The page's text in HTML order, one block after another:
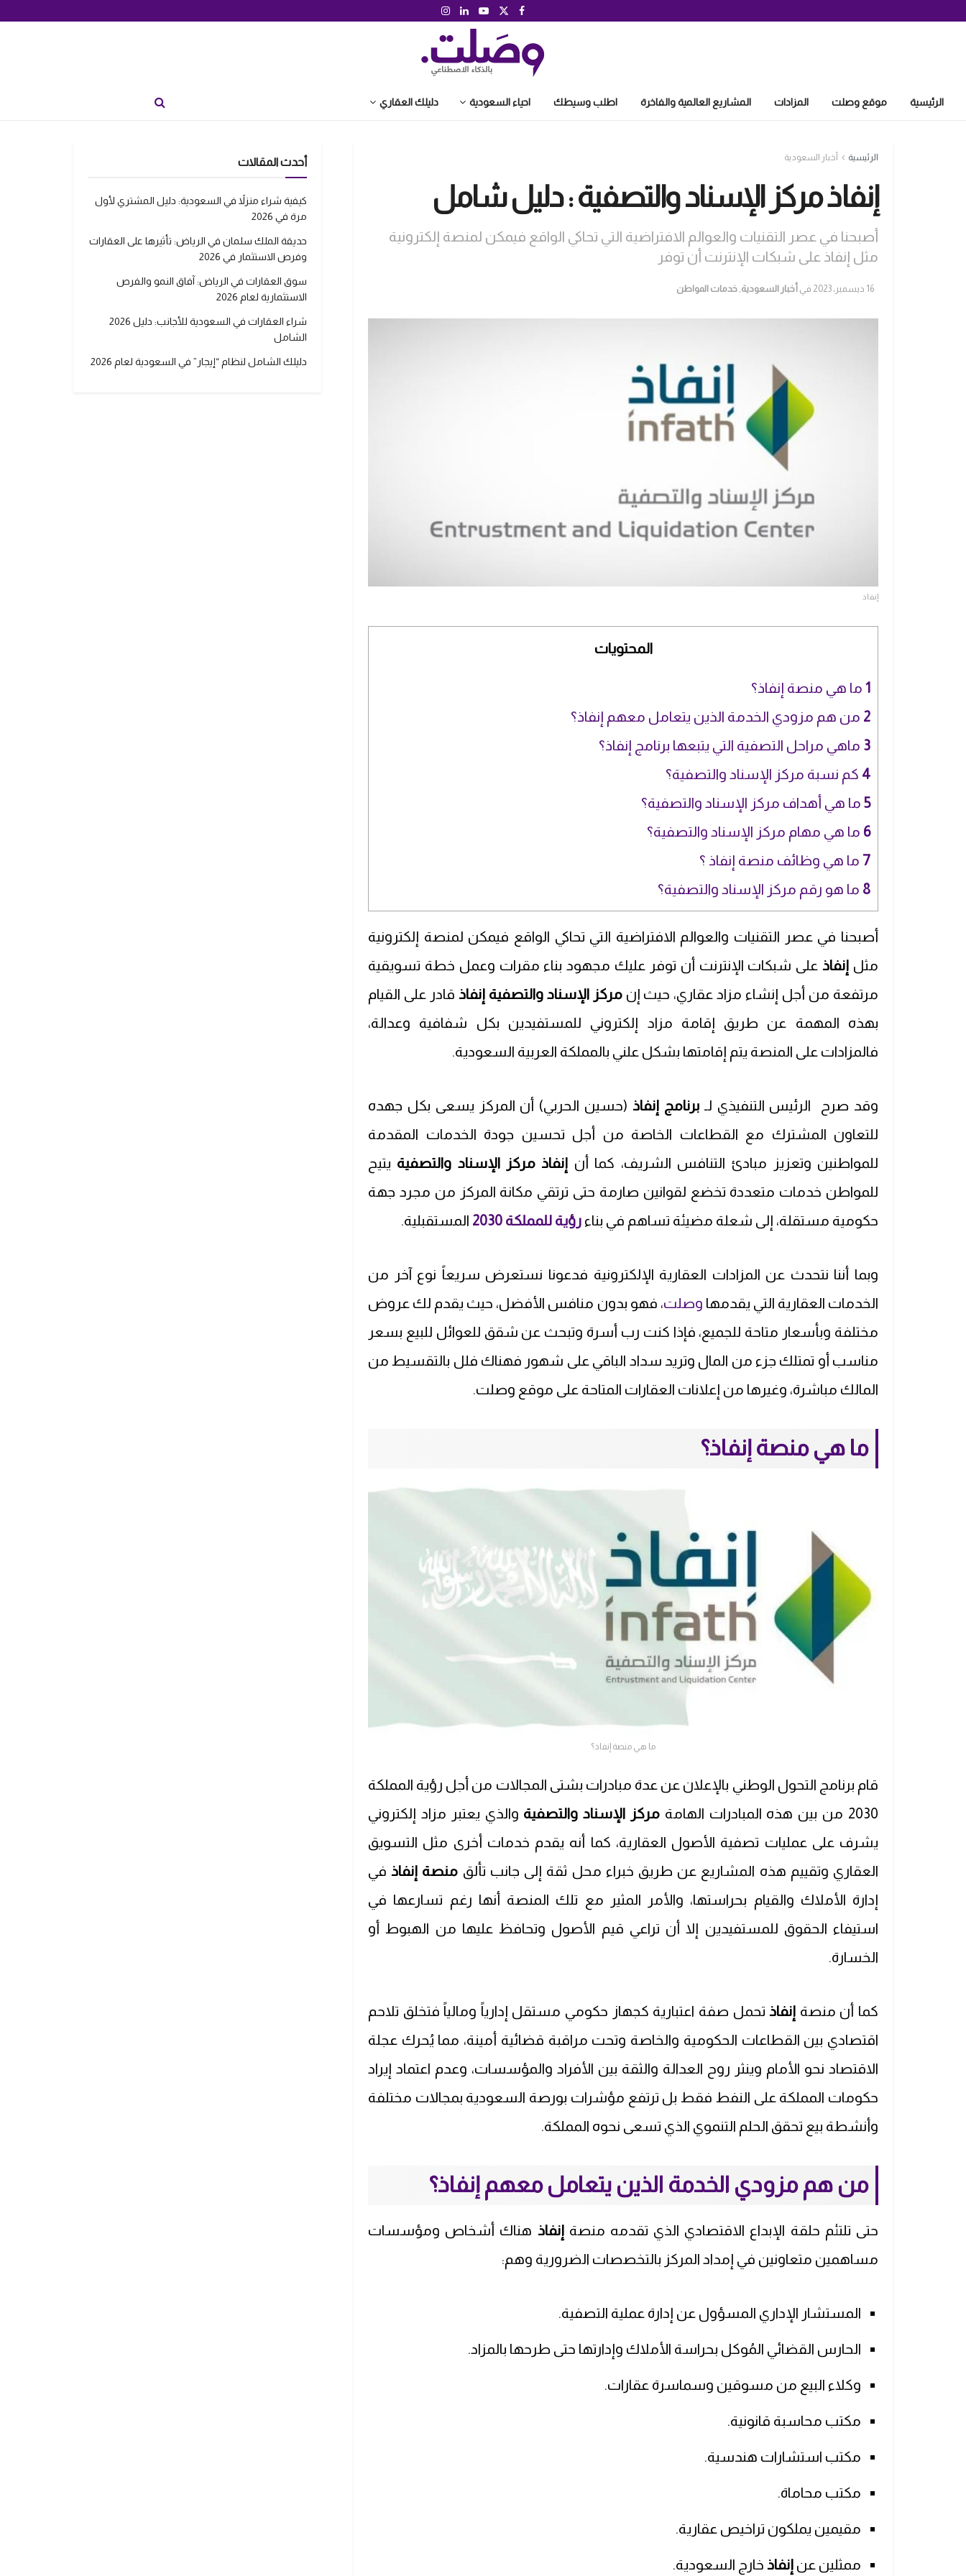
الرئيسية موقع وصلت المزادات المشاريع العالمية والفاخرة اطلب وسيطك احياء السعودية دليلك العقاري
الرئيسية أخبار السعودية
إنفاذ مركز الإسناد والتصفية : دليل شامل
أصبحنا في عصر التقنيات والعوالم الافتراضية التي تحاكي الواقع فيمكن لمنصة إلكترونية
مثل إنفاذ على شبكات الإنترنت أن توفر
16 ديسمبر، 2023 في أخبار السعودية خدمات المواطن
إنفاذ
المحتويات
1 ما هي منصة إنفاذ؟
2 من هم مزودي الخدمة الذين يتعامل معهم إنفاذ؟
3 ماهي مراحل التصفية التي يتبعها برنامج إنفاذ؟
4 كم نسبة مركز الإسناد والتصفية؟
5 ما هي أهداف مركز الإسناد والتصفية؟
6 ما هي مهام مركز الإسناد والتصفية؟
7 ما هي وظائف منصة إنفاذ ؟
8 ما هو رقم مركز الإسناد والتصفية؟
أصبحنا في عصر التقنيات والعوالم الافتراضية التي تحاكي الواقع فيمكن لمنصة إلكترونية
مثل إنفاذ على شبكات الإنترنت أن توفر عليك مجهود بناء مقرات وعمل خطة تسويقية
مرتفعة من أجل إنشاء مزاد عقاري، حيث إنمركز الإسناد والتصفية إنفاذ قادر على القيام
بهذه المهمة عن طريق إقامة مزاد إلكتروني للمستفيدين بكل شفافية وعدالة،
فالمزادات على المنصة يتم إقامتها بشكل علني بالمملكة العربية السعودية.
وقد صرح الرئيس التنفيذي لـبرنامج إنفاذ (حسين الحربي) أن المركز يسعى بكل جهده
للتعاون المشترك مع القطاعات الخاصة من أجل تحسين جودة الخدمات المقدمة
للمواطنين وتعزيز مبادئ التنافس الشريف، كما أن إنفاذ مركز الإسناد والتصفية يتيح
للمواطن خدمات متعددة تخضع لقوانين صارمة حتى ترتقي مكانة المركز من مجرد جهة
حكومية مستقلة، إلى شعلة مضيئة تساهم في بناء رؤية للمملكة 2030 المستقبلية.
وبما أننا نتحدث عن المزادات العقارية الإلكترونية فدعونا نستعرض سريعاً نوع آخر من
الخدمات العقارية التي يقدمها وصلت، فهو بدون منافس الأفضل، حيث يقدم لك عروض
مختلفة وبأسعار متاحة للجميع، فإذا كنت رب أسرة وتبحث عن شقق للعوائل للبيع بسعر
مناسب أو تمتلك جزء من المال وتريد سداد الباقي على شهور فهناك فلل بالتقسيط من
المالك مباشرة، وغيرها من إعلانات العقارات المتاحة على موقع وصلت.
ما هي منصة إنفاذ؟
ما هي منصة إنفاذ؟
قام برنامج التحول الوطني بالإعلان عن عدة مبادرات بشتى المجالات من أجل رؤية المملكة
2030 من بين هذه المبادرات الهامة
مركز الإسناد والتصفية والذي يعتبر مزاد إلكتروني
يشرف على عمليات تصفية الأصول العقارية، كما أنه يقدم خدمات أخرى مثل التسويق
العقاري وتقييم هذه المشاريع عن طريق خبراء محل ثقة إلى جانب تألق منصة إنفاذ في
إدارة الأملاك والقيام بحراستها، والأمر المثير مع تلك المنصة أنها رغم تسارعها في
استيفاء الحقوق للمستفيدين إلا أن تراعي قيم الأصول وتحافظ عليها من الهبوط أو
الخسارة.
كما أن منصة إنفاذ تحمل صفة اعتبارية كجهاز حكومي مستقل إدارياً ومالياً فتخلق تلاحم
اقتصادي بين القطاعات الحكومية والخاصة وتحت مراقبة قضائية أمينة، مما يُحرك عجلة
الاقتصاد نحو الأمام وينثر روح العدالة والثقة بين الأفراد والمؤسسات، وعدم اعتماد إيراد
حكومات المملكة على النفط فقط بل ترتفع مؤشرات بورصة السعودية بمجالات مختلفة
وأنشطة بيع تحقق الحلم التنموي الذي تسعى نحوه المملكة.
من هم مزودي الخدمة الذين يتعامل معهم إنفاذ؟
حتى تلتئم حلقة الإبداع الاقتصادي الذي تقدمه منصةإنفاذ هناك أشخاص ومؤسسات
مساهمين متعاونين في إمداد المركز بالتخصصات الضرورية وهم:
المستشار الإداري المسؤول عن إدارة عملية التصفية.
الحارس القضائي المُوكل بحراسة الأملاك وإدارتها حتى طرحها بالمزاد.
وكلاء البيع من مسوقين وسماسرة عقارات.
مكتب محاسبة قانونية.
مكتب استشارات هندسية.
مكتب محاماة.
مقيمين يملكون تراخيص عقارية.
ممثلين عن إنفاذ خارج السعودية.
أحدث المقالات
كيفية شراء منزلاً في السعودية: دليل المشتري لأول
مرة في 2026
حديقة الملك سلمان في الرياض: تأثيرها على العقارات
وفرص الاستثمار في 2026
سوق العقارات في الرياض: آفاق النمو والفرص
الاستثمارية لعام 2026
شراء العقارات في السعودية للأجانب: دليل 2026
الشامل
دليلك الشامل لنظام “إيجار” في السعودية لعام 2026